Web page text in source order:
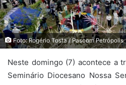
Foto: Rogério Tosta / Pascom Petrópolis
Neste domingo (7) acontece a
Seminário Diocesano Nossa